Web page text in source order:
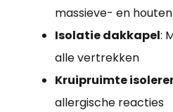
massieve- en
Isolatie dakkapel:
alle vertrekken
Kruipruimte
allergische reacties